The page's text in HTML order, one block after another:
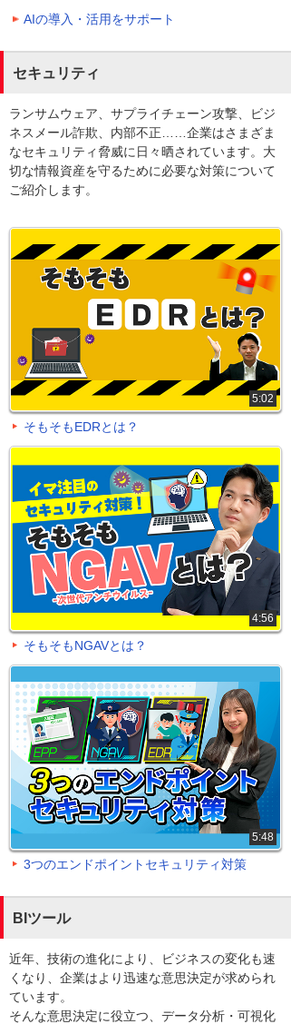
AIの導入・活用をサポート
セキュリティ
ランサムウェア、サプライチェーン攻撃、ビジ
ネスメール詐欺、内部不正……企業はさまざま
なセキュリティ脅威に日々晒されています。大
切な情報資産を守るために必要な対策について
ご紹介します。
5:02
そもそもEDRとは？
4:56
そもそもNGAVとは？
5:48
3つのエンドポイントセキュリティ対策
BIツール
近年、技術の進化により、ビジネスの変化も速
くなり、企業はより迅速な意思決定が求められ
ています。
そんな意思決定に役立つ、データ分析・可視化